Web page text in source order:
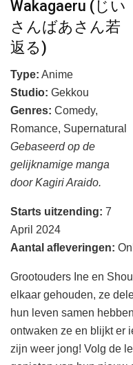
Wakagaeru (じい
さんばあさん若
返る)
Type: Anime
Studio: Gekkou
Genres: Comedy,
Romance, Supernatural
Gebaseerd op de
gelijknamige manga
door Kagiri Araido.
Starts uitzending: 7
April 2024
Aantal afleveringen:
Grootouders Ine en
elkaar gehouden, ze
hun leven samen
ontwaken ze en blijkt er
zijn weer jong! Volg de